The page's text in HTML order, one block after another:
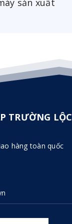
TRƯỜNG LỘC
hàng toàn quốc